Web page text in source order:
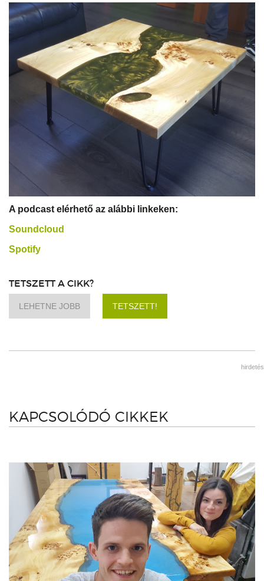
A podcast elérhető az alábbi linkeken:
Soundcloud
Spotify
TETSZETT A CIKK?
LEHETNE JOBB TETSZETT!
hirdetés
KAPCSOLÓDÓ CIKKEK